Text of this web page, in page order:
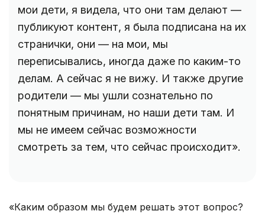
мои дети, я видела, что они там делают —
публикуют контент, я была подписана на их
странички, они — на мои, мы
переписывались, иногда даже по каким-то
делам. А сейчас я не вижу. И также другие
родители — мы ушли сознательно по
понятным причинам, но наши дети там. И
мы не имеем сейчас возможности
смотреть за тем, что сейчас происходит».
«Каким образом мы будем решать этот вопрос?